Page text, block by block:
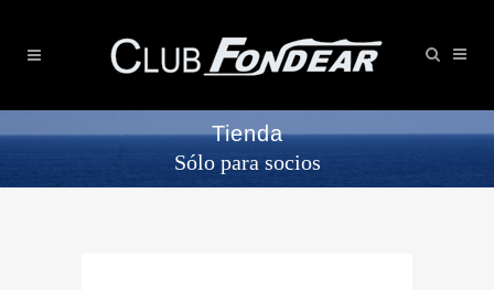
Tienda
Sólo para socios